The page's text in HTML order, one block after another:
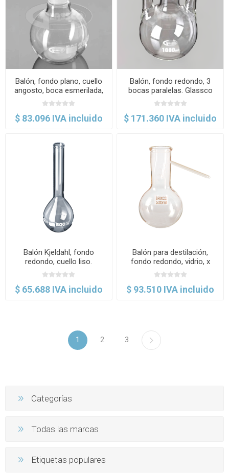
Balón, fondo plano, cuello
angosto, boca esmerilada,
ASTM E-1403. Glassco
$ 83.096 IVA incluido
Balón, fondo redondo, 3
bocas paralelas. Glassco
$ 171.360 IVA incluido
Balón Kjeldahl, fondo
redondo, cuello liso.
Glassco
$ 65.688 IVA incluido
Balón para destilación,
fondo redondo, vidrio, x
paquete. Brixco
$ 93.510 IVA incluido
1 2 3
Categorías
Todas las marcas
Etiquetas populares